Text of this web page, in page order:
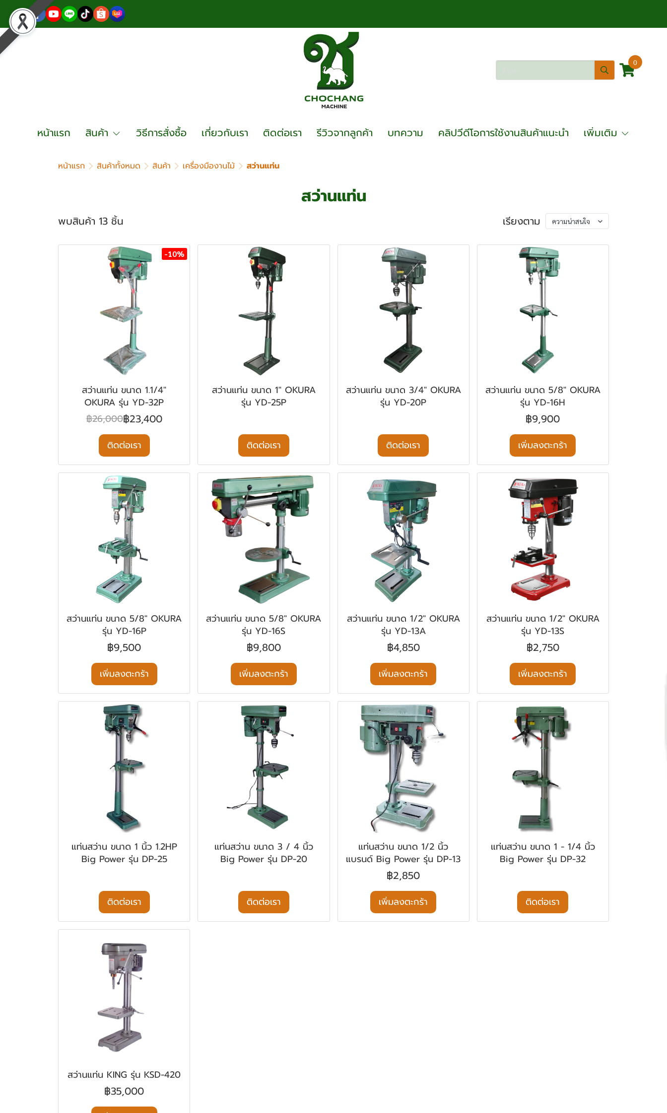
0
หน้าแรก สินค้า วิธีการสั่งซื้อ เกี่ยวกับเรา ติดต่อเรา รีวิวจากลูกค้า บทความ คลิปวีดีโอการใช้งานสินค้าแนะนำ เพิ่มเติม
หน้าแรก สินค้าทั้งหมด สินค้า เครื่องมืองานไม้ สว่านแท่น
สว่านแท่น
พบสินค้า 13 ชิ้น เรียงตาม ความน่าสนใจ
-10%
สว่านแท่น ขนาด 1.1/4"
OKURA รุ่น YD-32P
฿26,000฿23,400
ติดต่อเรา
สว่านแท่น ขนาด 1" OKURA
รุ่น YD-25P
ติดต่อเรา
สว่านแท่น ขนาด 3/4" OKURA
รุ่น YD-20P
ติดต่อเรา
สว่านแท่น ขนาด 5/8" OKURA
รุ่น YD-16H
฿9,900
เพิ่มลงตะกร้า
สว่านแท่น ขนาด 5/8" OKURA
รุ่น YD-16P
฿9,500
เพิ่มลงตะกร้า
สว่านแท่น ขนาด 5/8" OKURA
รุ่น YD-16S
฿9,800
เพิ่มลงตะกร้า
สว่านแท่น ขนาด 1/2" OKURA
รุ่น YD-13A
฿4,850
เพิ่มลงตะกร้า
สว่านแท่น ขนาด 1/2" OKURA
รุ่น YD-13S
฿2,750
เพิ่มลงตะกร้า
แท่นสว่าน ขนาด 1 นิ้ว 1.2HP
Big Power รุ่น DP-25
ติดต่อเรา
แท่นสว่าน ขนาด 3 / 4 นิ้ว
Big Power รุ่น DP-20
ติดต่อเรา
แท่นสว่าน ขนาด 1/2 นิ้ว
แบรนด์ Big Power รุ่น DP-13
฿2,850
เพิ่มลงตะกร้า
แท่นสว่าน ขนาด 1 - 1/4 นิ้ว
Big Power รุ่น DP-32
ติดต่อเรา
สว่านแท่น KING รุ่น KSD-420
฿35,000